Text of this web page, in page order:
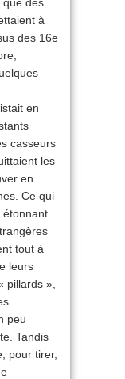
à
des 16e
en
casseurs
les
en
Ce qui
tout à
leurs
pillards »,
peu
Tandis
pour tirer,